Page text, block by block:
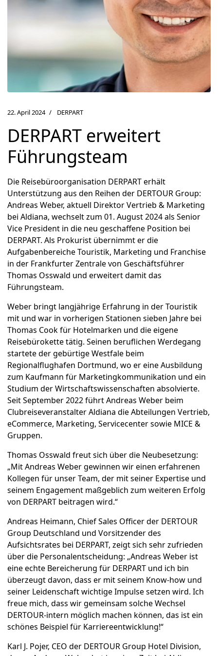
22. April 2024 DERPART
DERPART erweitert
Führungsteam
Die Reisebüroorganisation DERPART erhält
Unterstützung aus den Reihen der DERTOUR Group:
Andreas Weber, aktuell Direktor Vertrieb & Marketing
bei Aldiana, wechselt zum 01. August 2024 als Senior
Vice President in die neu geschaffene Position bei
DERPART. Als Prokurist übernimmt er die
Aufgabenbereiche Touristik, Marketing und Franchise
in der Frankfurter Zentrale von Geschäftsführer
Thomas Osswald und erweitert damit das
Führungsteam.
Weber bringt langjährige Erfahrung in der Touristik
mit und war in vorherigen Stationen sieben Jahre bei
Thomas Cook für Hotelmarken und die eigene
Reisebürokette tätig. Seinen beruflichen Werdegang
startete der gebürtige Westfale beim
Regionalflughafen Dortmund, wo er eine Ausbildung
zum Kaufmann für Marketingkommunikation und ein
Studium der Wirtschaftswissenschaften absolvierte.
Seit September 2022 führt Andreas Weber beim
Clubreiseveranstalter Aldiana die Abteilungen Vertrieb,
eCommerce, Marketing, Servicecenter sowie MICE &
Gruppen.
Thomas Osswald freut sich über die Neubesetzung:
„Mit Andreas Weber gewinnen wir einen erfahrenen
Kollegen für unser Team, der mit seiner Expertise und
seinem Engagement maßgeblich zum weiteren Erfolg
von DERPART beitragen wird.“
Andreas Heimann, Chief Sales Officer der DERTOUR
Group Deutschland und Vorsitzender des
Aufsichtsrates bei DERPART, zeigt sich sehr zufrieden
über die Personalentscheidung: „Andreas Weber ist
eine echte Bereicherung für DERPART und ich bin
überzeugt davon, dass er mit seinem Know-how und
seiner Leidenschaft wichtige Impulse setzen wird. Ich
freue mich, dass wir gemeinsam solche Wechsel
DERTOUR-intern möglich machen können, das ist ein
schönes Beispiel für Karriereentwicklung!“
Karl J. Pojer, CEO der DERTOUR Group Hotel Division,